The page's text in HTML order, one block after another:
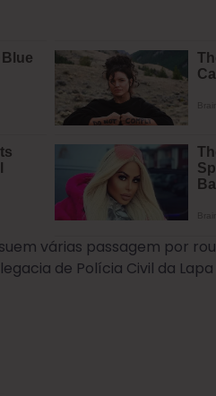
várias passagem por
de Polícia Civil da